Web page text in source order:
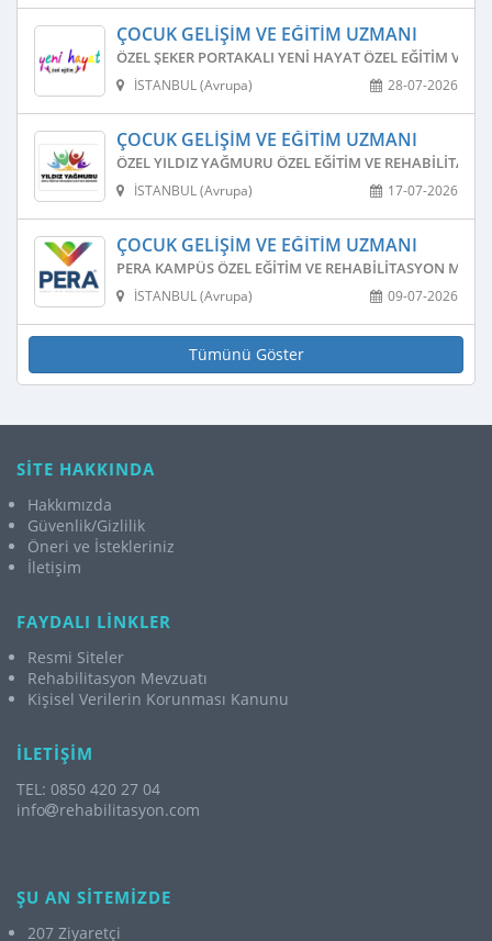
ÇOCUK GELIŞIM VE EĞITIM UZMANI
ÖZEL ŞEKER PORTAKALI YENI HAYAT ÖZEL EĞITIM VE
28-07-2026
İSTANBUL (Avrupa)
ÇOCUK GELIŞIM VE EĞITIM UZMANI
ÖZEL YILDIZ YAĞMURU ÖZEL EĞITIM VE
17-07-2026
İSTANBUL (Avrupa)
ÇOCUK GELIŞIM VE EĞITIM UZMANI
PERA KAMPÜS ÖZEL EĞITIM VE REHABILITASYON
09-07-2026
İSTANBUL (Avrupa)
Tümünü Göster
SİTE HAKKINDA
Hakkımızda
Güvenlik/Gizlilik
Öneri ve İstekleriniz
İletişim
FAYDALI LİNKLER
Resmi Siteler
Rehabilitasyon Mevzuatı
Kişisel Verilerin Korunması Kanunu
İLETİŞİM
TEL: 0850 420 27 04
info
rehabilitasyon.com
ŞU AN SİTEMİZDE
207 Ziyaretçi